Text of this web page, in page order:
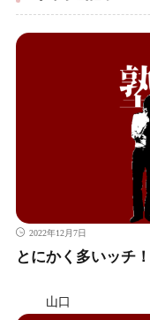
2022年12月7日
とにかく多いッチ！
山口